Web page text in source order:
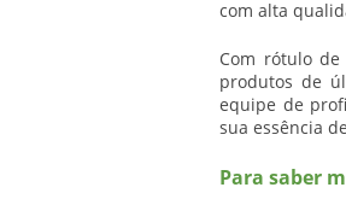
com alta
Com rótulo
produtos de
equipe de
sua essência
Para saber